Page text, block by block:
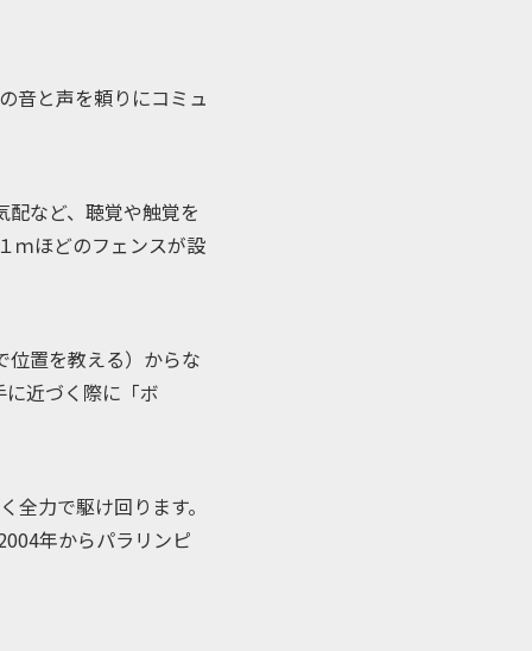
音と声を頼りにコミュ
など、聴覚や触覚を
ｍほどのフェンスが設
位置を教える）からな
近づく際に「ボ
力で駆け回ります。
年からパラリンピ